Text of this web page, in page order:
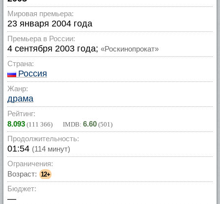
Мировая премьера:
23 января 2004 года
Премьера в России:
4 сентября 2003 года; «Роскинопрокат»
Страна:
Россия
Жанр:
драма
Рейтинг:
8.093 (111 366) IMDB: 6.60 (501)
Продолжительность:
01:54 (114 минут)
Ограничения:
Возраст: 12+
Бюджет:
—